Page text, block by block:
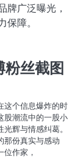
牌广泛曝光，
保障。
丝截图
这个信息爆炸的时
股潮流中的一股小
辉与情感纠葛。
那份真实与感动
作家，